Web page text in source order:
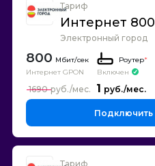
Тариф
Интернет 800
Электронный город
800
Интернет GPON
Роутер*
Включен
1
1690
Подключить
Тариф